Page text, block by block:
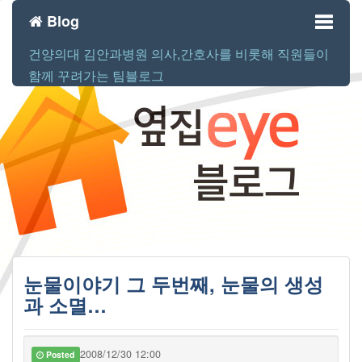
Toggle
Blog
건양의대 김안과병원 의사,간호사를 비롯해 직원들이
함께 꾸려가는 팀블로그
눈물이야기 그 두번째, 눈물의 생성
과 소멸…
Posted 2008/12/30 12:00